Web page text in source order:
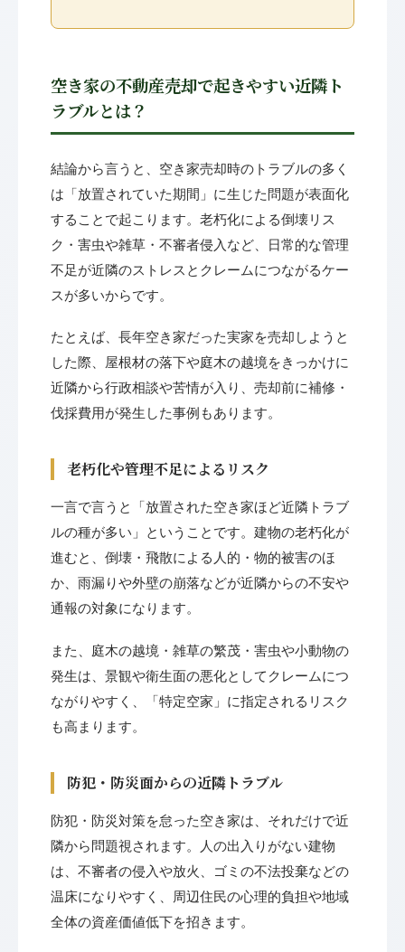
空き家の不動産売却で起きやすい近隣ト
ラブルとは？
結論から言うと、空き家売却時のトラブルの多く
は「放置されていた期間」に生じた問題が表面化
することで起こります。老朽化による倒壊リス
ク・害虫や雑草・不審者侵入など、日常的な管理
不足が近隣のストレスとクレームにつながるケー
スが多いからです。
たとえば、長年空き家だった実家を売却しようと
した際、屋根材の落下や庭木の越境をきっかけに
近隣から行政相談や苦情が入り、売却前に補修・
伐採費用が発生した事例もあります。
老朽化や管理不足によるリスク
一言で言うと「放置された空き家ほど近隣トラブ
ルの種が多い」ということです。建物の老朽化が
進むと、倒壊・飛散による人的・物的被害のほ
か、雨漏りや外壁の崩落などが近隣からの不安や
通報の対象になります。
また、庭木の越境・雑草の繁茂・害虫や小動物の
発生は、景観や衛生面の悪化としてクレームにつ
ながりやすく、「特定空家」に指定されるリスク
も高まります。
防犯・防災面からの近隣トラブル
防犯・防災対策を怠った空き家は、それだけで近
隣から問題視されます。人の出入りがない建物
は、不審者の侵入や放火、ゴミの不法投棄などの
温床になりやすく、周辺住民の心理的負担や地域
全体の資産価値低下を招きます。